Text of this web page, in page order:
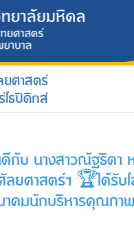
ยศาสตร์
โธปิดิกส์
กับ นางสาวณัฐธิดา
ยศาสตร์ฯ 🏆ได้รับโ
าคมนักบริหารคุณภา